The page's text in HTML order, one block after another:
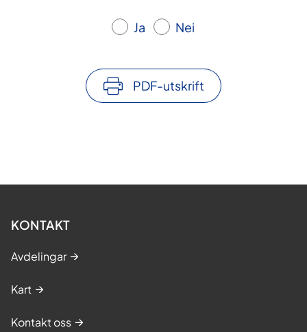
Ja Nei
PDF-utskrift
KONTAKT
Avdelingar
Kart
Kontakt oss